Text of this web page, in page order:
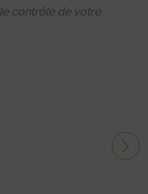
contrôle de votre